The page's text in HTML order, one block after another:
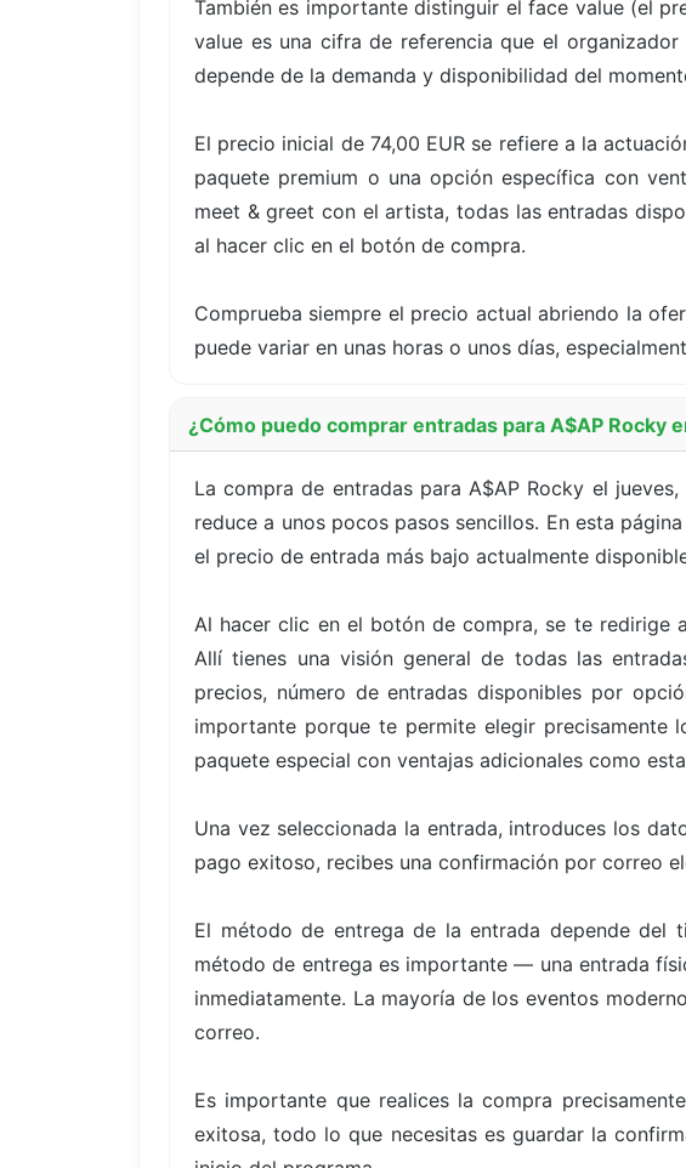
También es importante distinguir el face value (el
value es una cifra de referencia que el
depende de la demanda y disponibilidad del
El precio inicial de 74,00 EUR se refiere a la
paquete premium o una opción específica con
meet & greet con el artista, todas las entradas
al hacer clic en el botón de compra.
Comprueba siempre el precio actual abriendo la
puede variar en unas horas o unos días,
¿Cómo puedo comprar entradas para A$AP Rocky
La compra de entradas para A$AP Rocky el
reduce a unos pocos pasos sencillos. En esta
el precio de entrada más bajo actualmente
Al hacer clic en el botón de compra, se te redirige
Allí tienes una visión general de todas las
precios, número de entradas disponibles por
importante porque te permite elegir precisamente
paquete especial con ventajas adicionales como
Una vez seleccionada la entrada, introduces los
pago exitoso, recibes una confirmación por correo
El método de entrega de la entrada depende
método de entrega es importante — una entrada
inmediatamente. La mayoría de los eventos
correo.
Es importante que realices la compra
exitosa, todo lo que necesitas es guardar la